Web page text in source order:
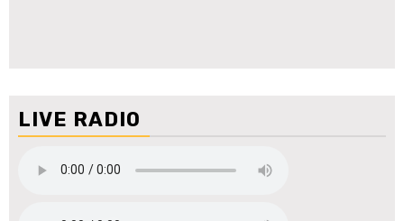
LIVE RADIO